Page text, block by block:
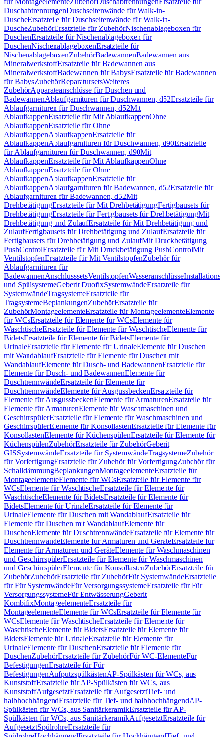
für MontageelementeZubehörDuschabtrennungenErsatzteile für
DuschabtrennungenDuschseitenwände für Walk-in-
DuscheErsatzteile für Duschseitenwände für Walk-in-
DuscheZubehörErsatzteile für ZubehörNischenablageboxen für
DuschenErsatzteile für Nischenablageboxen für
DuschenNischenablageboxenErsatzteile für
NischenablageboxenZubehörBadewannenBadewannen aus
MineralwerkstoffErsatzteile für Badewannen aus
MineralwerkstoffBadewannen für BabysErsatzteile für Badewannen
für BabysZubehörReparatursetsWeiteres
ZubehörApparateanschlüsse für Duschen und
BadewannenAblaufgarnituren für Duschwannen, d52Ersatzteile für
Ablaufgarnituren für Duschwannen, d52Mit
AblaufkappenErsatzteile für Mit AblaufkappenOhne
AblaufkappenErsatzteile für Ohne
AblaufkappenAblaufkappenErsatzteile für
AblaufkappenAblaufgarnituren für Duschwannen, d90Ersatzteile
für Ablaufgarnituren für Duschwannen, d90Mit
AblaufkappenErsatzteile für Mit AblaufkappenOhne
AblaufkappenErsatzteile für Ohne
AblaufkappenAblaufkappenErsatzteile für
AblaufkappenAblaufgarnituren für Badewannen, d52Ersatzteile für
Ablaufgarnituren für Badewannen, d52Mit
DrehbetätigungErsatzteile für Mit DrehbetätigungFertigbausets für
DrehbetätigungErsatzteile für Fertigbausets für DrehbetätigungMit
Drehbetätigung und ZulaufErsatzteile für Mit Drehbetätigung und
ZulaufFertigbausets für Drehbetätigung und ZulaufErsatzteile für
Fertigbausets für Drehbetätigung und ZulaufMit Druckbetätigung
PushControlErsatzteile für Mit Druckbetätigung PushControlMit
VentilstopfenErsatzteile für Mit VentilstopfenZubehör für
Ablaufgarnituren für
BadewannenAnschlusssetsVentilstopfenWasseranschlüsse
und SpülsystemeGeberit DuofixSystemwändeErsatzteile für
SystemwändeTragsystemeErsatzteile für
TragsystemeBeplankungenZubehörErsatzteile für
ZubehörMontageelementeErsatzteile für MontageelementeElemente
für WCsErsatzteile für Elemente für WCsElemente für
WaschtischeErsatzteile für Elemente für WaschtischeElemente für
BidetsErsatzteile für Elemente für BidetsElemente für
UrinaleErsatzteile für Elemente für UrinaleElemente für Duschen
mit WandablaufErsatzteile für Elemente für Duschen mit
WandablaufElemente für Dusch- und BadewannenErsatzteile für
Elemente für Dusch- und BadewannenElemente für
DuschtrennwändeErsatzteile für Elemente für
DuschtrennwändeElemente für AusgussbeckenErsatzteile für
Elemente für AusgussbeckenElemente für ArmaturenErsatzteile für
Elemente für ArmaturenElemente für Waschmaschinen und
GeschirrspülerErsatzteile für Elemente für Waschmaschinen und
GeschirrspülerElemente für KonsollastenErsatzteile für Elemente für
KonsollastenElemente für KüchenspülenErsatzteile für Elemente für
KüchenspülenZubehörErsatzteile für ZubehörGeberit
GISSystemwändeErsatzteile für SystemwändeTragsystemeZubehör
für VorfertigungErsatzteile für Zubehör für VorfertigungZubehör für
SchalldämmungBeplankungenMontageelementeErsatzteile für
MontageelementeElemente für WCsErsatzteile für Elemente für
WCsElemente für WaschtischeErsatzteile für Elemente für
WaschtischeElemente für BidetsErsatzteile für Elemente für
BidetsElemente für UrinaleErsatzteile für Elemente für
UrinaleElemente für Duschen mit WandablaufErsatzteile für
Elemente für Duschen mit WandablaufElemente für
DuschenElemente für DuschtrennwändeErsatzteile für Elemente für
DuschtrennwändeElemente für Armaturen und GeräteErsatzteile für
Elemente für Armaturen und GeräteElemente für Waschmaschinen
und GeschirrspülerErsatzteile für Elemente für Waschmaschinen
und GeschirrspülerElemente für KonsollastenZubehörErsatzteile für
ZubehörZubehörErsatzteile für ZubehörFür SystemwändeErsatzteile
für Für SystemwändeFür VersorgungssystemeErsatzteile für Für
VersorgungssystemeFür EntwässerungGeberit
KombifixMontageelementeErsatzteile für
MontageelementeElemente für WCsErsatzteile für Elemente für
WCsElemente für WaschtischeErsatzteile für Elemente für
WaschtischeElemente für BidetsErsatzteile für Elemente für
BidetsElemente für UrinaleErsatzteile für Elemente für
UrinaleElemente für DuschenErsatzteile für Elemente für
DuschenZubehörErsatzteile für ZubehörFür WC-ElementeFür
BefestigungenErsatzteile für Für
BefestigungenAufputzspülkästenAP-Spülkästen für WCs, aus
KunststoffErsatzteile für AP-Spülkästen für WCs, aus
KunststoffAufgesetztErsatzteile für AufgesetztTief- und
halbhochhängendErsatzteile für Tief- und halbhochhängendAP-
Spülkästen für WCs, aus SanitärkeramikErsatzteile für AP-
Spülkästen für WCs, aus SanitärkeramikAufgesetztErsatzteile für
AufgesetztSpülrohreErsatzteile für